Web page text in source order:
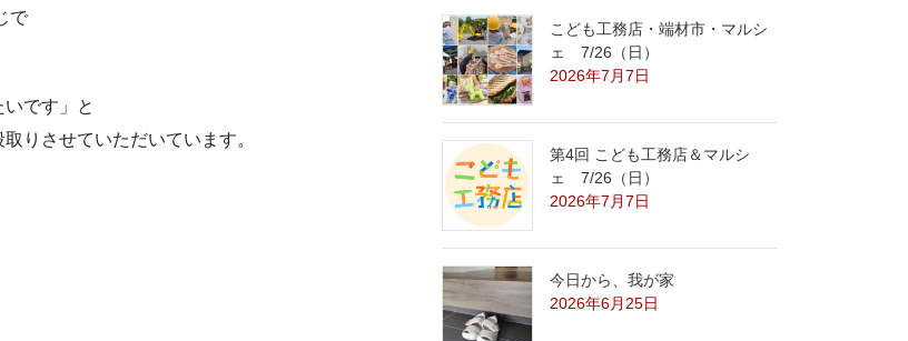
で
です」と
りさせていただいています。
こども工務店・端材市・マルシ
ェ 7/26（日）
2026年7月7日
第4回 こども工務店＆マルシ
ェ 7/26（日）
2026年7月7日
今日から、我が家
2026年6月25日